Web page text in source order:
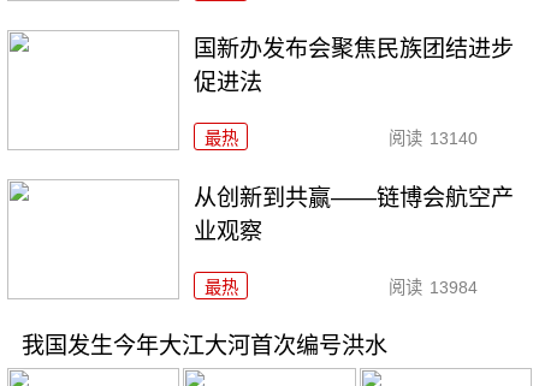
国新办发布会聚焦民族团结进步
促进法
最热 阅读 13140
从创新到共赢——链博会航空产
业观察
最热 阅读 13984
我国发生今年大江大河首次编号洪水